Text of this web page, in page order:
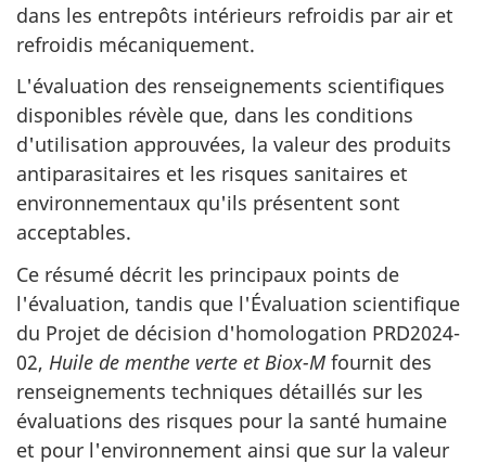
dans les entrepôts intérieurs refroidis par air et
refroidis mécaniquement.
L'évaluation des renseignements scientifiques
disponibles révèle que, dans les conditions
d'utilisation approuvées, la valeur des produits
antiparasitaires et les risques sanitaires et
environnementaux qu'ils présentent sont
acceptables.
Ce résumé décrit les principaux points de
l'évaluation, tandis que l'Évaluation scientifique
du Projet de décision d'homologation PRD2024-
02, Huile de menthe verte et Biox-M fournit des
renseignements techniques détaillés sur les
évaluations des risques pour la santé humaine
et pour l'environnement ainsi que sur la valeur